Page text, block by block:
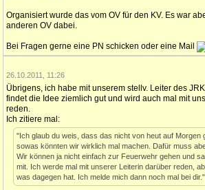
Organisiert wurde das vom OV für den KV. Es war
anderen OV dabei.
Bei Fragen gerne eine PN schicken oder eine Mail
26.10.2011, 11:26
Übrigens, ich habe mit unserem stellv. Leiter des
findet die Idee ziemlich gut und wird auch mal mit
reden.
Ich zitiere mal:
"Ich glaub du weis, dass das nicht von heut auf Morgen
sowas könnten wir wirklich mal machen. Dafür muss
Wir können ja nicht einfach zur Feuerwehr gehen und
mit. Ich werde mal mit unserer Leiterin darüber reden,
was dagegen hat. Ich melde mich dann noch mal bei dir."